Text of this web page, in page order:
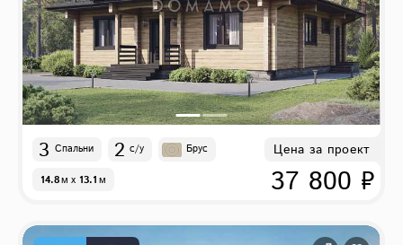
3 Спальни 2 с/у Брус
14.8м x 13.1м
Цена за проект
37 800 ₽